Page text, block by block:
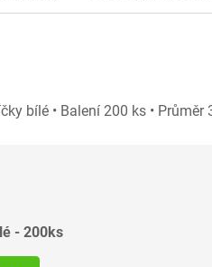
bílé • Balení 200 ks • Průměr
- 200ks